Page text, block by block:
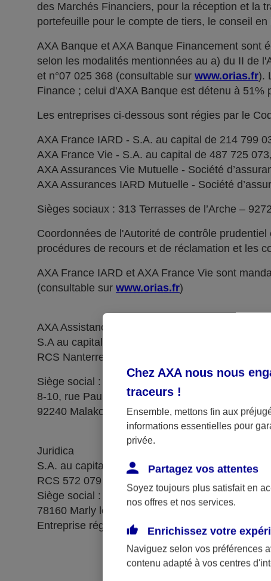
des Marchés Financiers, pour la réception et la
portefeuille pour le compte de tiers, le conseil
AXA Banque et AXA Banque Financement sont
selon les modalités mentionnées au a) du II de
et n°07 025 368 (consultable sur www.orias.fr).
Finance ; celui d'AXA Banque est détenu à 51%
Les entreprises ci-dessous sont régies par le
AXA France IARD - S.A. au capital de 214 799
AXA France Vie - S.A. au capital de 487 725
AXA Assurances Vie Mutuelle - Société
AXA Assurances IARD Mutuelle - Société
Sièges sociaux : 313 Terrasses de l’Arche –
Coordonnées de l'Autorité de contrôle
procédures de recours et de réclamation et les
AXA France IARD et AXA France Vie sont
(consultable sur www.orias.fr)
AXA Assistance France Assurances,
S.A au capital de 51 429 430,40 €,
RCS Nanterre 415 392 724
Siège social :
8-10, rue Paul Vaillant Couturier
92240 Malakoff
Juridica
S.A. au capital de 14 627 854,68 €
RCS 572 079 150 Versailles
Siège social : 1, place Victorien Sardou
78160 Marly le Roi
Entreprise régie par le code des assurances
Chez AXA nous nous
traceurs !
Ensemble, mettons fin aux
informations essentielles pour
privée.
Partagez vos attentes
Soyez toujours plus satisfait en
nos offres et nos services.
Enrichissez votre
Naviguez selon vos préférences
contenu adapté à vos centres